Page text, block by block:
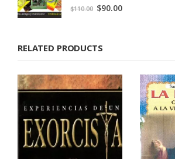
out of 5
$110.00 Original
$110.00.
$90.00Current
RELATED PRODUCTS